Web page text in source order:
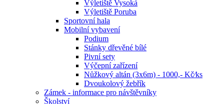
Výletiště Vysoká
Výletiště Poruba
Sportovní hala
Mobilní vybavení
Podium
Stánky dřevěné bílé
Pivní sety
Výčepní zařízení
Nůžkový altán (3x6m) - 1000,- Kč⁄ks
Dvoukolový žebřík
Zámek - informace pro návštěvníky
Školství